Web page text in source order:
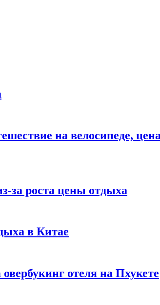
на велосипеде,
за роста цены отдыха
в Китае
отеля на Пхукете